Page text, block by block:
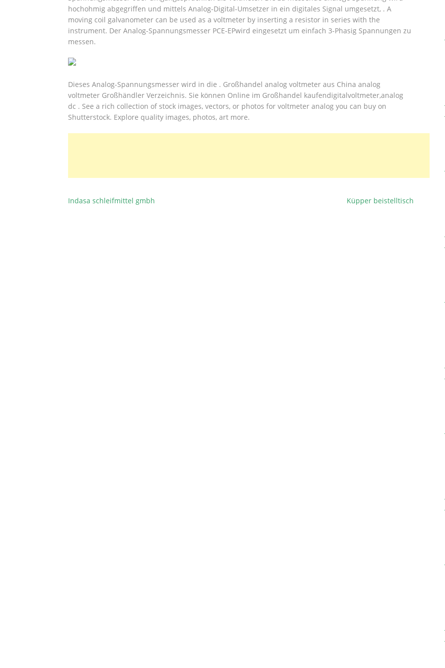
hochohmig abgegriffen und mittels Analog-Digital-Umsetzer in ein digitales Signal umgesetzt, . A
moving coil galvanometer can be used as a voltmeter by inserting a resistor in series with the
instrument. Der Analog-Spannungsmesser PCE-EPwird eingesetzt um einfach 3-Phasig Spannungen zu
messen.
Dieses Analog-Spannungsmesser wird in die . Großhandel analog voltmeter aus China analog
voltmeter Großhändler Verzeichnis. Sie können Online im Großhandel kaufendigitalvoltmeter,analog
dc . See a rich collection of stock images, vectors, or photos for voltmeter analog you can buy on
Shutterstock. Explore quality images, photos, art more.
BEITRAGSNAVIGATION
Indasa schleifmittel gmbh Küpper beistelltisch